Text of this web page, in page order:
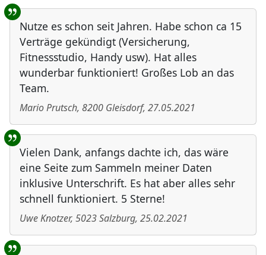
Nutze es schon seit Jahren. Habe schon ca 15
Verträge gekündigt (Versicherung,
Fitnessstudio, Handy usw). Hat alles
wunderbar funktioniert! Großes Lob an das
Team.
Mario Prutsch, 8200 Gleisdorf, 27.05.2021
Vielen Dank, anfangs dachte ich, das wäre
eine Seite zum Sammeln meiner Daten
inklusive Unterschrift. Es hat aber alles sehr
schnell funktioniert. 5 Sterne!
Uwe Knotzer, 5023Salzburg, 25.02.2021